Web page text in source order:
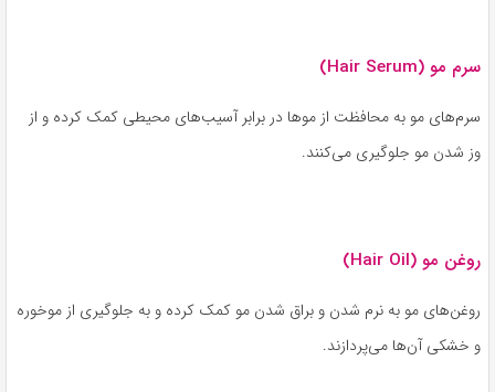
سرم مو (Hair Serum)
سرم‌های مو به محافظت از موها در برابر آسیب‌های محیطی کمک کرده و از
وز شدن مو جلوگیری می‌کنند.
روغن مو (Hair Oil)
روغن‌های مو به نرم شدن و براق شدن مو کمک کرده و به جلوگیری از موخوره
و خشکی آن‌ها می‌پردازند.